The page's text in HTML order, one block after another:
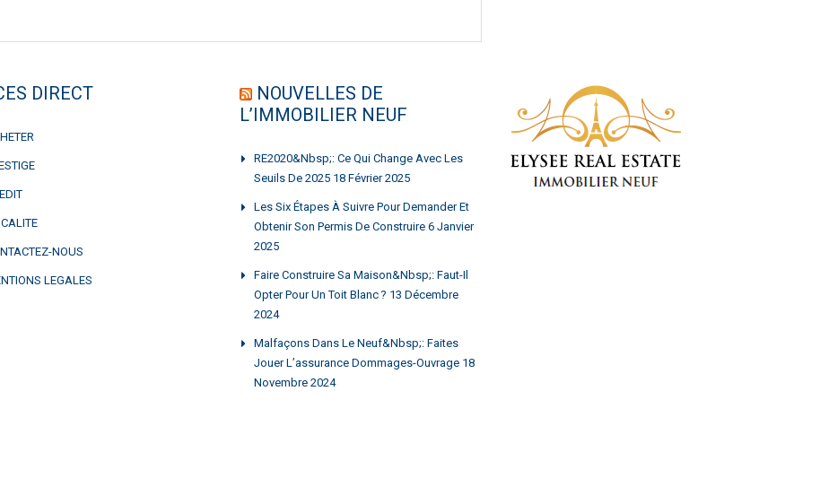
DIRECT
NOUS
LEGALES
NOUVELLES DE
L’IMMOBILIER NEUF
RE2020&nbsp;: Ce Qui Change Avec Les
Seuils De 2025 18 Février 2025
Les Six Étapes À Suivre Pour Demander Et
Obtenir Son Permis De Construire 6 Janvier
2025
Faire Construire Sa Maison&nbsp;: Faut-Il
Opter Pour Un Toit Blanc ? 13 Décembre
2024
Malfaçons Dans Le Neuf&nbsp;: Faites
Jouer L’assurance Dommages-Ouvrage 18
Novembre 2024